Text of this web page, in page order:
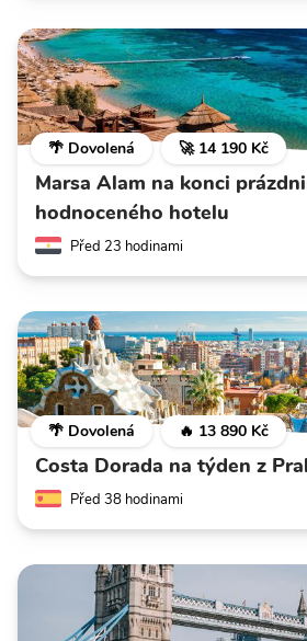
🌴 Dovolená 🚀 14 190 Kč
Marsa Alam na konci
hodnoceného hotelu
Před 23 hodinami
🌴 Dovolená 🔥 13 890 Kč
Costa Dorada na týden z
Před 38 hodinami